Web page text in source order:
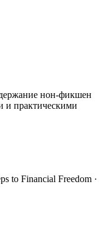
нон-фикшен
и практическими
to Financial Freedom ·